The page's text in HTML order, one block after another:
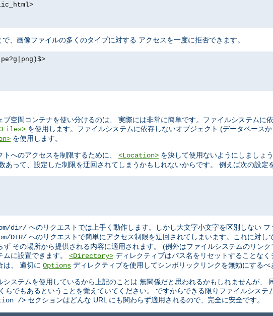
、画像ファイルの多くのタイプに対する アクセスを一度に拒否できます。
ブ空間コンテナを使い分けるのは、 実際には非常に簡単です。ファイルシステムに
を使用します。ファイルシステムに依存しないオブジェクト (データベース
を使用します。
へのアクセスを制限するために、 <Location> を決して使用ないようにしましょ
あって、設定した制限を迂回されてしまうかもしれないからです。 例えば次の設定
dir/ へのリクエストでは上手く動作します。しかし大文字小文字を区別しない
DIR/ へのリクエストで簡単にアクセス制限を迂回されてしまいます。これに対し
その場所から提供される内容に適用されます。 (例外はファイルシステムのリン
に設置できます。 <Directory> ディレクティブはパス名をリセットすることな
は、 適切に Options ディレクティブを使用してシンボリックリンクを無効にするべ
システムを使用しているから上記のことは 無関係だと思われるかもしれませんが、
らでもあるということを覚えていてください。 ですからできる限りファイルシス
/> セクションはどんな URL にも関わらず適用されるので、完全に安全です。